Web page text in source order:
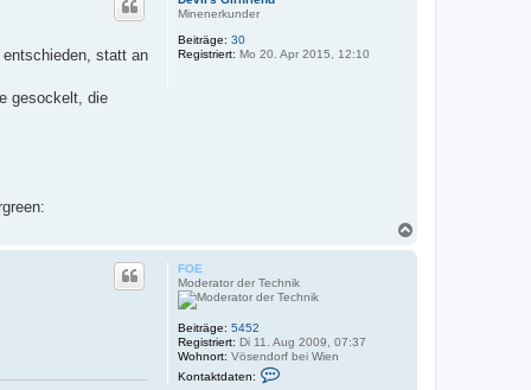
Minenerkunder
Beiträge: 30
Registriert: Mo 20. Apr 2015, 12:10
entschieden, statt an
gesockelt, die
FOE
Moderator der Technik
Beiträge: 5452
Registriert: Di 11. Aug 2009, 07:37
Wohnort: Vösendorf bei Wien
Kontaktdaten: